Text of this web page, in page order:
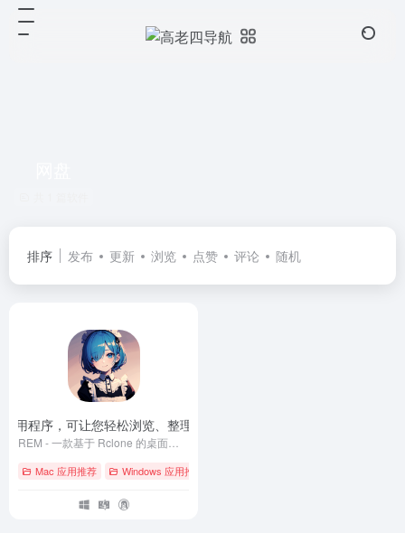
排序 发布 更新 浏览 点赞 评论 随机
用程序，可让您轻松浏览、整理和传输各个云存储中的文件
Mac 应用推荐 Windows 应用推荐